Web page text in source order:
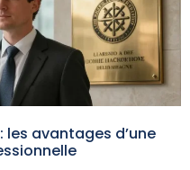
avantages d’une